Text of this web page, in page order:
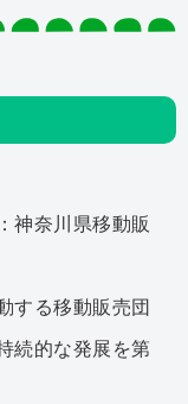
神奈川県移動販
する移動販売団
続的な発展を第